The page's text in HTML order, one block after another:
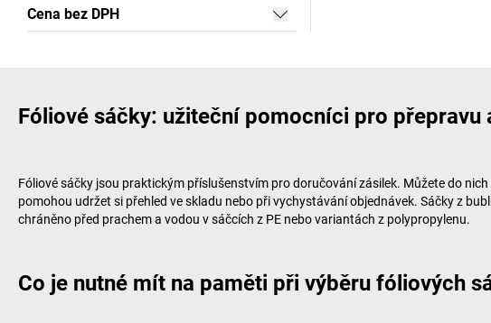
Cena bez DPH
Fóliové sáčky: užiteční pomocníci pro přepravu
Fóliové sáčky jsou praktickým příslušenstvím pro doručování zásilek. Můžete do
pomohou udržet si přehled ve skladu nebo při vychystávání objednávek. Sáčky z
chráněno před prachem a vodou v sáčcích z PE nebo variantách z polypropylenu.
Co je nutné mít na paměti při výběru fóliových